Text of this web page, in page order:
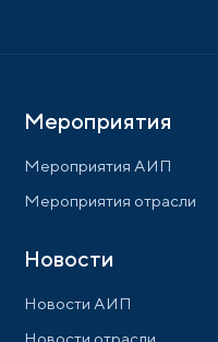
Мероприятия
Мероприятия АИП
Мероприятия отрасли
Новости
Новости АИП
Новости отрасли